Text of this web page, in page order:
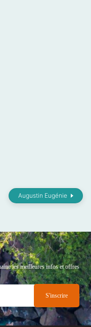
Augustin Eugénie
les meilleures infos et offres